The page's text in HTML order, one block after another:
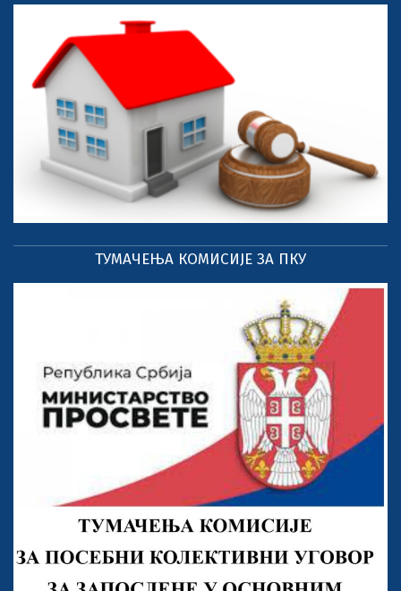
ТУМАЧЕЊА КОМИСИЈЕ ЗА ПКУ